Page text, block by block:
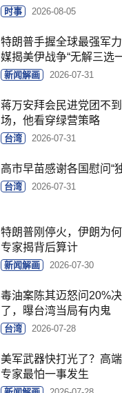
时事 2026-08-05
特朗普手握全球最强军
媒揭美伊战争“无解三选
新闻解画 2026-07-31
蒋万安拜会民进党团不
场，他看穿绿营策略
台湾 2026-07-31
高市早苗感谢各国慰问“
台湾 2026-07-31
特朗普刚停火，伊朗为
专家揭背后算计
新闻解画 2026-07-30
毒油案陈其迈怒问20%
了，曝台湾当局有内鬼
台湾 2026-07-28
美军武器快打光了？高
专家最怕一事发生